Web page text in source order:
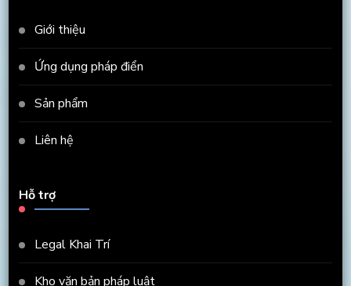
Giới thiệu
Ứng dụng pháp điển
Sản phẩm
Liên hệ
Hỗ trợ
Legal Khai Trí
Kho văn bản pháp luật